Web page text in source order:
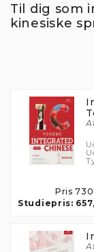
Til dig som
kinesiske
Pris
Studiepris: